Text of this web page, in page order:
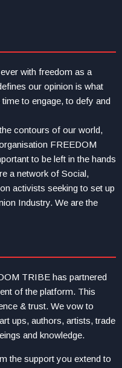
with freedom as a
our opinion is what
to engage, to defy and
contours of our world,
FREEDOM
to be left in the hands
a network of Social,
activists seeking to set up
Industry. We are the
TRIBE has partnered
of the platform. This
& trust. We vow to
ups, authors, artists, trade
and knowledge.
the support you extend to